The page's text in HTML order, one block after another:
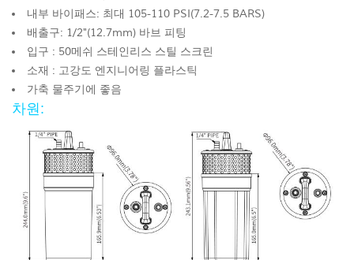
내부 바이패스: 최대 105-110 PSI(7.2-7.5 BARS)
배출구: 1/2"(12.7mm) 바브 피팅
입구 : 50메쉬 스테인리스 스틸 스크린
소재 : 고강도 엔지니어링 플라스틱
가축 물주기에 좋음
차원: